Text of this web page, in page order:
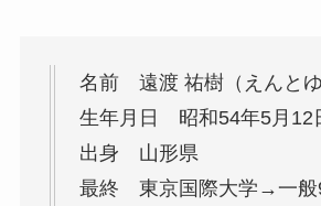
名前 遠渡 祐樹（えんとゆ
生年月日 昭和54年5月12
出身 山形県
最終 東京国際大学→一般